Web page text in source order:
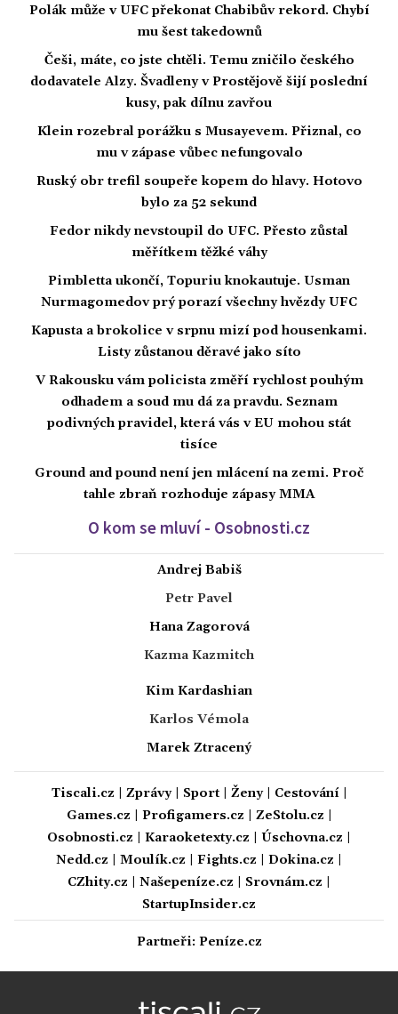
Polák může v UFC překonat Chabibův rekord. Chybí
mu šest takedownů
Češi, máte, co jste chtěli. Temu zničilo českého
dodavatele Alzy. Švadleny v Prostějově šijí poslední
kusy, pak dílnu zavřou
Klein rozebral porážku s Musayevem. Přiznal, co
mu v zápase vůbec nefungovalo
Ruský obr trefil soupeře kopem do hlavy. Hotovo
bylo za 52 sekund
Fedor nikdy nevstoupil do UFC. Přesto zůstal
měřítkem těžké váhy
Pimbletta ukončí, Topuriu knokautuje. Usman
Nurmagomedov prý porazí všechny hvězdy UFC
Kapusta a brokolice v srpnu mizí pod housenkami.
Listy zůstanou děravé jako síto
V Rakousku vám policista změří rychlost pouhým
odhadem a soud mu dá za pravdu. Seznam
podivných pravidel, která vás v EU mohou stát
tisíce
Ground and pound není jen mlácení na zemi. Proč
tahle zbraň rozhoduje zápasy MMA
O kom se mluví - Osobnosti.cz
Andrej Babiš
Petr Pavel
Hana Zagorová
Kazma Kazmitch
Kim Kardashian
Karlos Vémola
Marek Ztracený
Tiscali.cz Zprávy| Sport| Ženy| Cestování|
Games.cz
Profigamers.cz ZeStolu.cz
Osobnosti.cz
Karaoketexty.cz Úschovna.cz
Nedd.cz
Moulík.cz Fights.cz Dokina.cz
CZhity.cz
Našepeníze.cz Srovnám.cz
StartupInsider.cz
Partneři: Peníze.cz